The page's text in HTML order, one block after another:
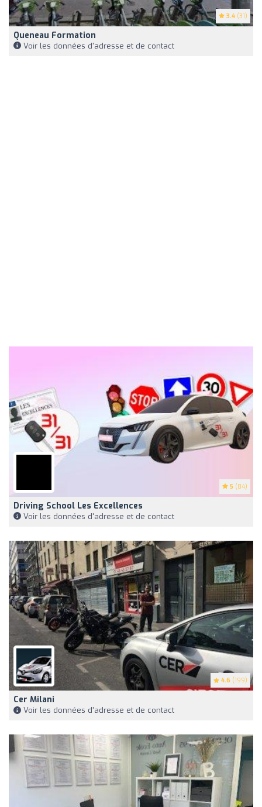
3.4 (31)
Queneau Formation
Voir les données d'adresse et de contact
5 (84)
Driving School Les Excellences
Voir les données d'adresse et de contact
4.6 (199)
Cer Milani
Voir les données d'adresse et de contact